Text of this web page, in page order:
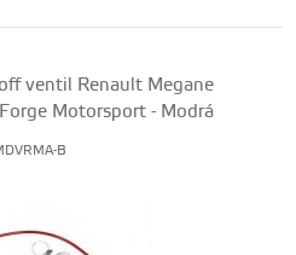
ventil Renault Megane
Motorsport - Modrá
B